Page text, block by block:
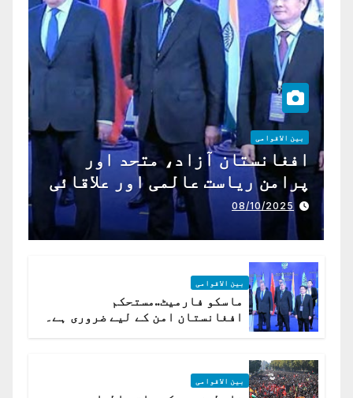
بین الاقوامی
افغانستان آزاد، متحد اور
پرامن ریاست عالمی اور علاقائی
تعاون کے لیے ناگزیر ہے
08/10/2025
بین الاقوامی
ماسکو فارمیٹ..مستحکم
افغانستان امن کے لیے ضروری ہے۔
بین الاقوامی